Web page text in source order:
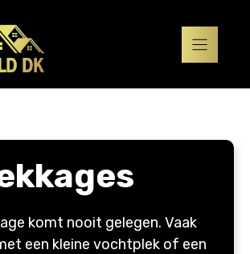
komt nooit gelegen. Vaak
een kleine vochtplek of een